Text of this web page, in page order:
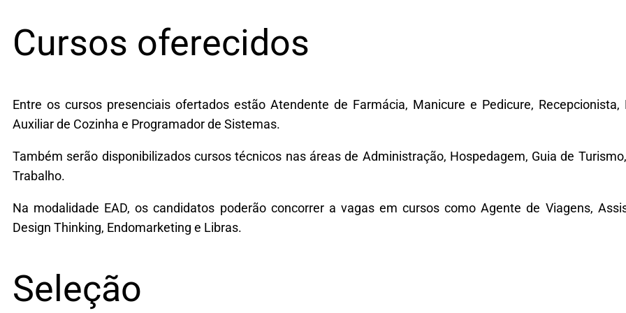
Cursos oferecidos
Entre os cursos presenciais ofertados estão Atendente de Farmácia, Manicure e Pedicure, Recepcionista,
Auxiliar de Cozinha e Programador de Sistemas.
Também serão disponibilizados cursos técnicos nas áreas de Administração, Hospedagem, Guia de
Trabalho.
Na modalidade EAD, os candidatos poderão concorrer a vagas em cursos como Agente de Viagens,
Design Thinking, Endomarketing e Libras.
Seleção